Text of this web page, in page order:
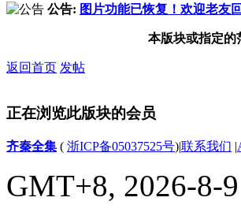
公告: 图片功能已恢复！欢迎老友
本版块或指定的
返回首页 发帖
正在浏览此版块的会员
齐秦全集 ( 浙ICP备05037525号)|联系我们 |
GMT+8, 2026-8-